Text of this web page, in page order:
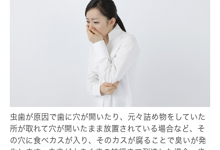
虫歯が原因で歯に穴が開いたり、元々詰め物をしていた
所が取れて穴が開いたまま放置されている場合など、そ
の穴に食べカスが入り、そのカスが腐ることで臭いが発